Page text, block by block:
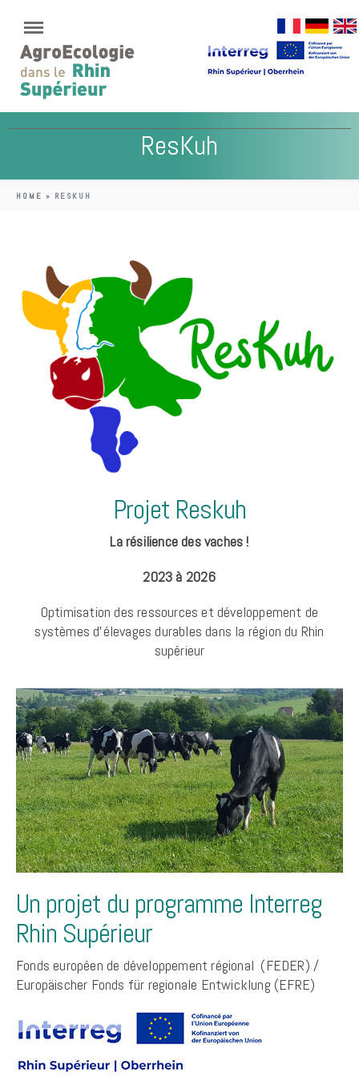
ResKuh
HOME » RESKUH
Projet Reskuh
La résilience des vaches !
2023 à 2026
Optimisation des ressources et développement de
systèmes d’élevages durables dans la région du Rhin
supérieur
Un projet du programme Interreg
Rhin Supérieur
Fonds européen de développement régional (FEDER) /
Europäischer Fonds für regionale Entwicklung (EFRE)